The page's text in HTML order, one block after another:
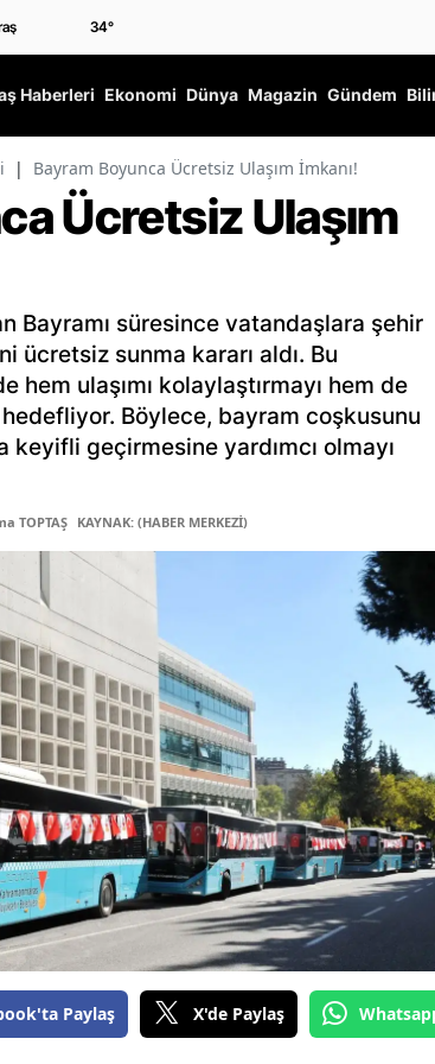
34°
Haberleri Ekonomi Dünya Magazin Gündem
| Bayram Boyunca Ücretsiz Ulaşım İmkanı!
Ücretsiz Ulaşım
Bayramı süresince vatandaşlara şehir
ücretsiz sunma kararı aldı. Bu
ulaşımı kolaylaştırmayı hem de
Böylece, bayram coşkusunu
keyifli geçirmesine yardımcı olmayı
TOPTAŞ KAYNAK: (HABER MERKEZİ)
Paylaş X'de Paylaş